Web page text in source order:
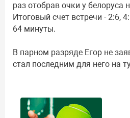
раз отобрав очки у белоруса
Итоговый счет встречи - 2:6,
64 минуты.
В парном разряде Егор не
стал последним для него на